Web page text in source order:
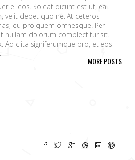
ei eos. Soleat dicunt est ut, ea
velit debet quo ne. At ceteros
eu pro quem omnesque. Per
nullam dolorum complectitur sit.
Ad clita signiferumque pro, et eos
ea convenire iracundia abhorreant.
MORE POSTS